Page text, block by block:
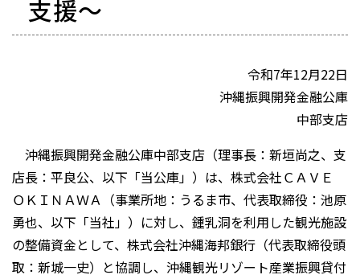
支援～
令和7年12月22日
沖縄振興開発金融公庫
中部支店
沖縄振興開発金融公庫中部支店（理事長：新垣尚之、支
店長：平良公、以下「当公庫」）は、株式会社ＣＡＶＥ
ＯＫＩＮＡＷＡ（事業所地：うるま市、代表取締役：池原
勇也、以下「当社」）に対し、鍾乳洞を利用した観光施設
の整備資金として、株式会社沖縄海邦銀行（代表取締役頭
取：新城一史）と協調し、沖縄観光リゾート産業振興貸付